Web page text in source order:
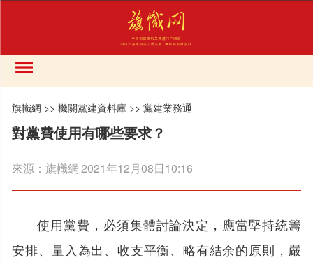
旗幟網 >>機關黨建資料庫 >>黨建業務通
對黨費使用有哪些要求？
來源：旗幟網2021年12月08日10:16
使用黨費，必須集體討論決定，應當堅持統籌
安排、量入為出、收支平衡、略有結余的原則，嚴